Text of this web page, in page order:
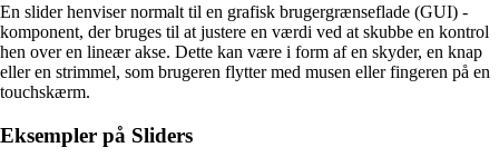
En slider henviser normalt til en grafisk brugergrænseflade (GUI) -
komponent, der bruges til at justere en værdi ved at skubbe en kontrol
hen over en lineær akse. Dette kan være i form af en skyder, en knap
eller en strimmel, som brugeren flytter med musen eller fingeren på en
touchskærm.
Eksempler på Sliders